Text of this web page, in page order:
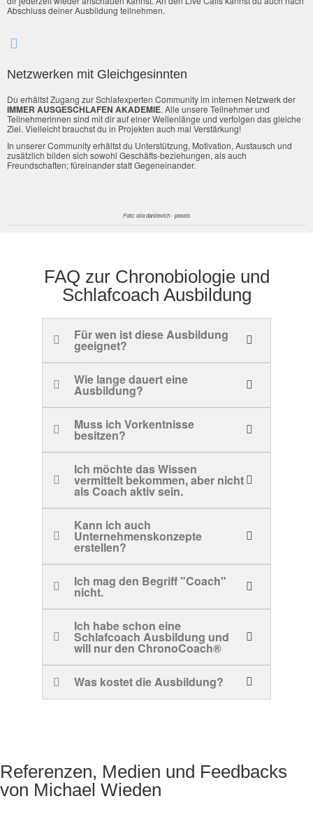
Abschluss deiner Ausbildung teilnehmen.
Netzwerken mit Gleichgesinnten
Du erhältst Zugang zur Schlafexperten Community im internen Netzwerk der
IMMER AUSGESCHLAFEN AKADEMIE. Alle unsere Teilnehmer und
Teilnehmerinnen sind mit dir auf einer Wellenlänge und verfolgen das gleiche
Ziel. Vielleicht brauchst du in Projekten auch mal Verstärkung!
In unserer Community erhältst du Unterstützung, Motivation, Austausch und
zusätzlich bilden sich sowohl Geschäfts-beziehungen, als auch
Freundschaften; füreinander statt Gegeneinander.
Foto: olia danilevich - pexels
FAQ zur Chronobiologie und
Schlafcoach Ausbildung
Für wen ist diese Ausbildung
geeignet?
Wie lange dauert eine
Ausbildung?
Muss ich Vorkentnisse
besitzen?
Ich möchte das Wissen
vermittelt bekommen, aber nicht
als Coach aktiv sein.
Kann ich auch
Unternehmenskonzepte
erstellen?
Ich mag den Begriff "Coach"
nicht.
Ich habe schon eine
Schlafcoach Ausbildung und
will nur den ChronoCoach®
Was kostet die Ausbildung?
Referenzen, Medien und Feedbacks
von Michael Wieden